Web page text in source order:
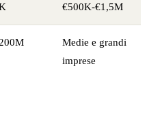
€500K-€1,5M
Medie e grandi
imprese